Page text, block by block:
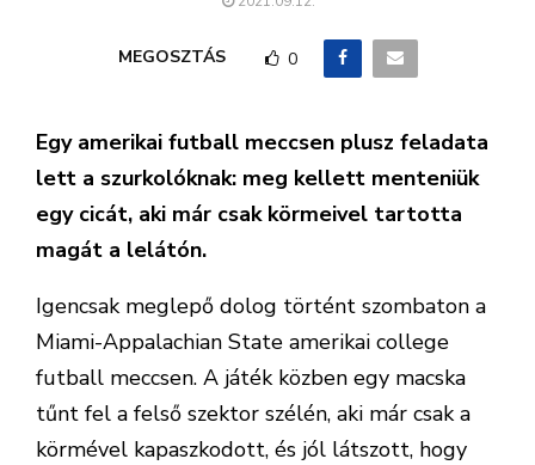
MEGOSZTÁS 0
Egy amerikai futball meccsen plusz feladata
lett a szurkolóknak: meg kellett menteniük
egy cicát, aki már csak körmeivel tartotta
magát a lelátón.
Igencsak meglepő dolog történt szombaton a
Miami-Appalachian State amerikai college
futball meccsen. A játék közben egy macska
tűnt fel a felső szektor szélén, aki már csak a
körmével kapaszkodott, és jól látszott, hogy